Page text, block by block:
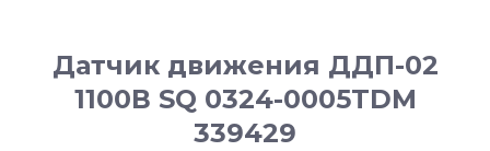
Датчик движения ДДП-02
1100В SQ 0324-0005TDM
339429